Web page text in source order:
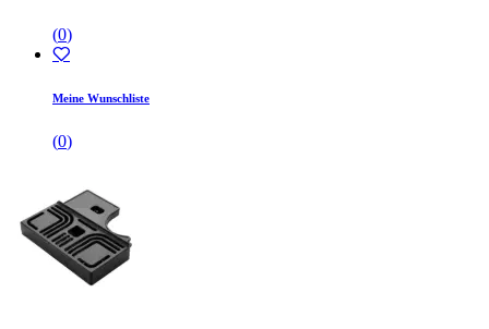
(0)
Meine Wunschliste
(0)